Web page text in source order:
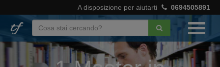
A disposizione per aiutarti 0694505891